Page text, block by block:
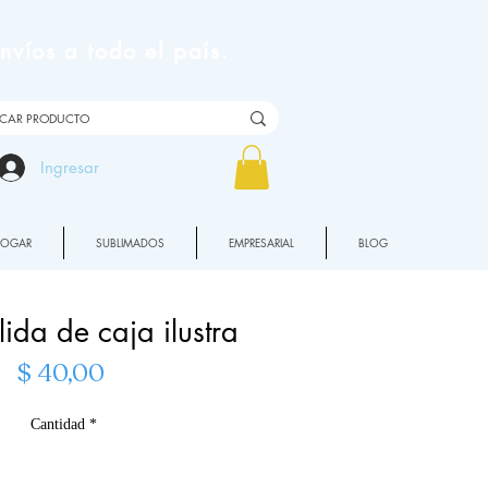
Ingresar
SUBLIMADOS EMPRESARIAL BLOG
de caja ilustra
$ 40,00
Cantidad *